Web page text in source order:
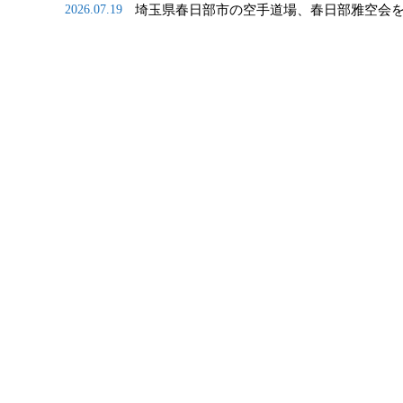
2026.07.19 埼玉県春日部市の空手道場、春日部雅空会